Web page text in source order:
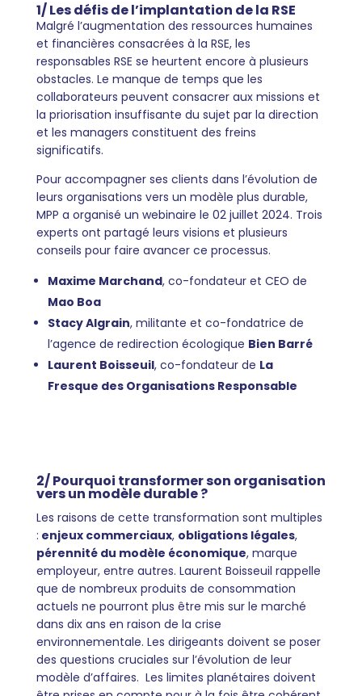
1/ Les défis de l’implantation de la RSE
Malgré l’augmentation des ressources humaines
et financières consacrées à la RSE, les
responsables RSE se heurtent encore à plusieurs
obstacles. Le manque de temps que les
collaborateurs peuvent consacrer aux missions et
la priorisation insuffisante du sujet par la direction
et les managers constituent des freins
significatifs.
Pour accompagner ses clients dans l’évolution de
leurs organisations vers un modèle plus durable,
MPP a organisé un webinaire le 02 juillet 2024. Trois
experts ont partagé leurs visions et plusieurs
conseils pour faire avancer ce processus.
Maxime Marchand, co-fondateur et CEO de
Mao Boa
Stacy Algrain, militante et co-fondatrice de
l’agence de redirection écologique Bien Barré
Laurent Boisseuil, co-fondateur de La
Fresque des Organisations Responsable
2/ Pourquoi transformer son organisation
vers un modèle durable ?
Les raisons de cette transformation sont multiples
: enjeux commerciaux, obligations légales,
pérennité du modèle économique, marque
employeur, entre autres. Laurent Boisseuil rappelle
que de nombreux produits de consommation
actuels ne pourront plus être mis sur le marché
dans dix ans en raison de la crise
environnementale. Les dirigeants doivent se poser
des questions cruciales sur l’évolution de leur
modèle d’affaires. Les limites planétaires doivent